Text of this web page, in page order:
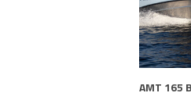
AMT 165